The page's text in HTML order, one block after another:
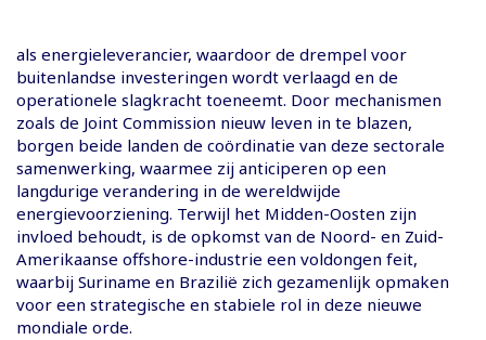
als energieleverancier, waardoor de drempel voor
buitenlandse investeringen wordt verlaagd en de
operationele slagkracht toeneemt. Door mechanismen
zoals de Joint Commission nieuw leven in te blazen,
borgen beide landen de coördinatie van deze sectorale
samenwerking, waarmee zij anticiperen op een
langdurige verandering in de wereldwijde
energievoorziening. Terwijl het Midden-Oosten zijn
invloed behoudt, is de opkomst van de Noord- en Zuid-
Amerikaanse offshore-industrie een voldongen feit,
waarbij Suriname en Brazilië zich gezamenlijk opmaken
voor een strategische en stabiele rol in deze nieuwe
mondiale orde.